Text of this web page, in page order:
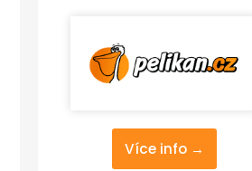
Více info →